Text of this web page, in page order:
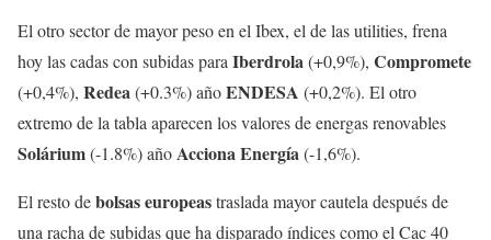
El otro sector de mayor peso en el Ibex, el de las utilities, frena
hoy las cadas con subidas para Iberdrola(+0,9%), Compromete
(+0,4%), Redea(+0.3%) añoENDESA (+0,2%). El otro
extremo de la tabla aparecen los valores de energas renovables
Solárium(-1.8%) añoAcciona Energía(-1,6%).
El resto debolsas europeastraslada mayor cautela después de
una racha de subidas que ha disparado índices como el Cac 40